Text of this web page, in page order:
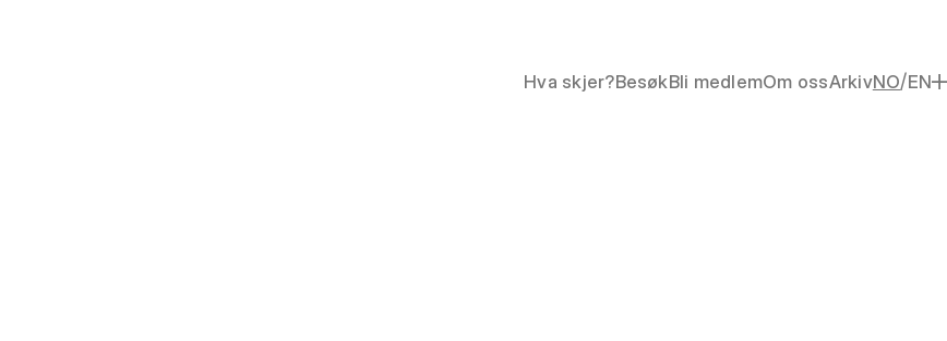
Hva skjer?BesøkBli medlemOm ossArkivNO/EN